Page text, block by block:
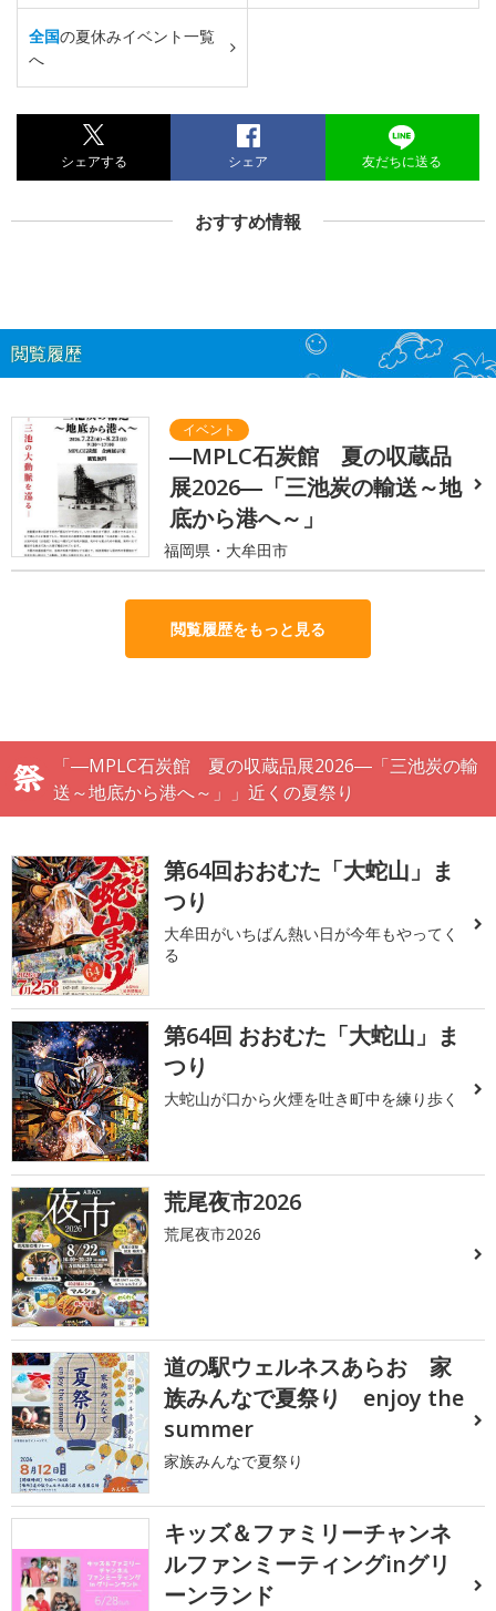
全国の夏休みイベント一覧
へ
シェアする シェア 友だちに送る
おすすめ情報
閲覧履歴
―MPLC石炭館 夏の収蔵品
展2026―「三池炭の輸送～地
底から港へ～」
福岡県・大牟田市
閲覧履歴をもっと見る
「―MPLC石炭館 夏の収蔵品展2026―「三池炭の輸
送～地底から港へ～」」近くの夏祭り
第64回おおむた「大蛇山」ま
つり
大牟田がいちばん熱い日が今年もやってく
る
第64回 おおむた「大蛇山」ま
つり
大蛇山が口から火煙を吐き町中を練り歩く
荒尾夜市2026
荒尾夜市2026
道の駅ウェルネスあらお 家
族みんなで夏祭り enjoy the
summer
家族みんなで夏祭り
キッズ＆ファミリーチャンネ
ルファンミーティングinグリ
ーンランド